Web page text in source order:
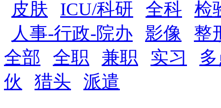
全勤奖 加班补助 全薪病假 股票
法定节假日三薪 工龄奖 带薪年假 年终
晋升与政策
8小时工作制 周末双休
皮肤
ICU/科研 全科
检
人事-行政-院办
影像
整
全部
全职 兼职 实习
伙
猎头 派遣